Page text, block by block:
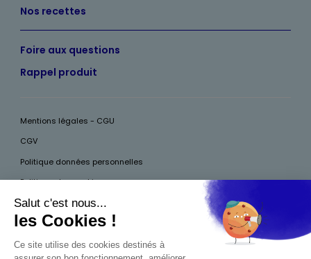
Nos recettes
Foire aux questions
Rappel produit
Mentions légales - CGU
CGV
Politique données personnelles
Politique des cookies
Accessibilité
Pour votre santé, mangez au moins cinq fruits et légumes par jour, plus